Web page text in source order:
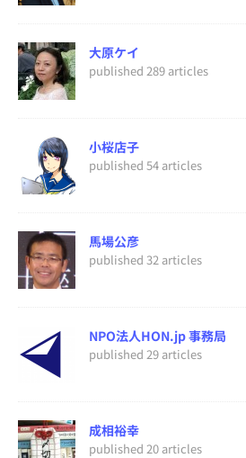
大原ケイ
published 289 articles
小桜店子
published 54 articles
馬場公彦
published 32 articles
NPO法人HON.jp 事務局
published 29 articles
成相裕幸
published 20 articles